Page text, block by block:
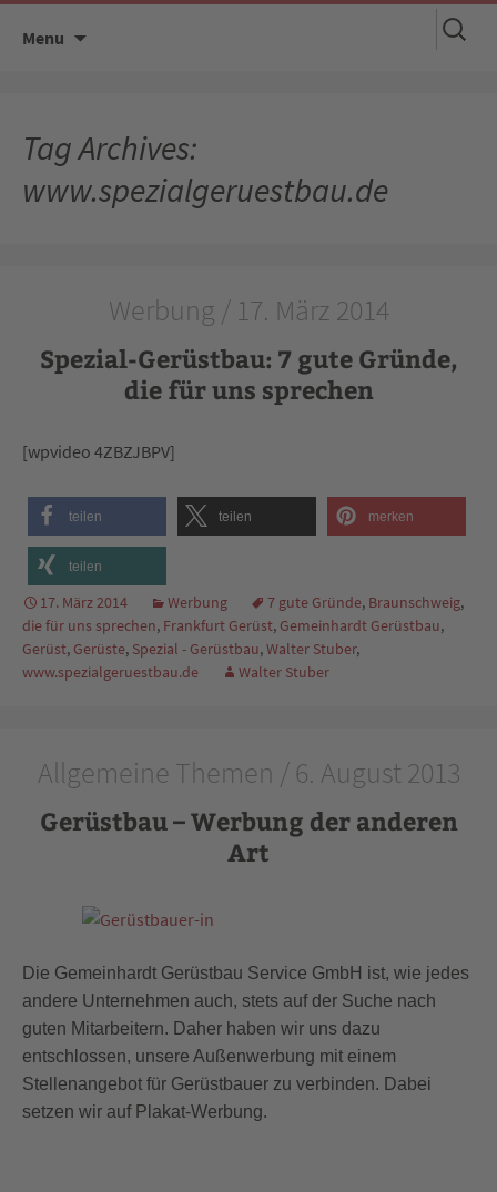
Menu
Suchen
nach:
Tag Archives:
www.spezialgeruestbau.de
Werbung / 17. März 2014
Spezial-Gerüstbau: 7 gute Gründe,
die für uns sprechen
[wpvideo 4ZBZJBPV]
teilen teilen merken
teilen
17. März 2014 Werbung 7 gute Gründe, Braunschweig,
die für uns sprechen, Frankfurt Gerüst, Gemeinhardt Gerüstbau,
Gerüst, Gerüste, Spezial - Gerüstbau,Walter Stuber,
www.spezialgeruestbau.de
Walter Stuber
Allgemeine Themen / 6. August 2013
Gerüstbau – Werbung der anderen
Art
Die Gemeinhardt Gerüstbau Service GmbH ist, wie jedes
andere Unternehmen auch, stets auf der Suche nach
guten Mitarbeitern. Daher haben wir uns dazu
entschlossen, unsere Außenwerbung mit einem
Stellenangebot für Gerüstbauer zu verbinden. Dabei
setzen wir auf Plakat-Werbung.